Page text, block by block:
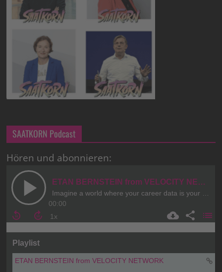
SAATKORN Podcast
Hören und abonnieren: